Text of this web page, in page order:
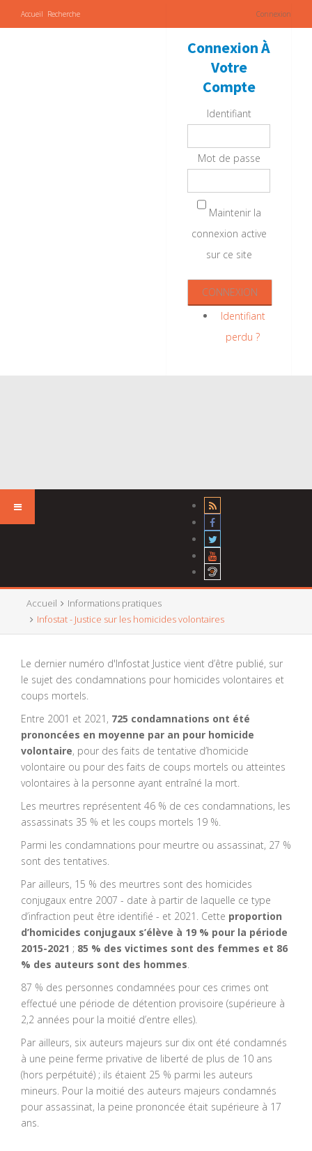
Accueil Recherche Connexion
Connexion À
Votre
Compte
Identifiant
Mot de passe
Maintenir la
connexion active
sur ce site
Identifiant
perdu ?
Accueil
Informations pratiques
Infostat - Justice sur les homicides volontaires
Le dernier numéro d'Infostat Justice vient d’être publié, sur
le sujet des condamnations pour homicides volontaires et
coups mortels.
Entre 2001 et 2021, 725 condamnations ont été
prononcées en moyenne par an pour homicide
volontaire, pour des faits de tentative d’homicide
volontaire ou pour des faits de coups mortels ou atteintes
volontaires à la personne ayant entraîné la mort.
Les meurtres représentent 46 % de ces condamnations, les
assassinats 35 % et les coups mortels 19 %.
Parmi les condamnations pour meurtre ou assassinat, 27 %
sont des tentatives.
Par ailleurs, 15 % des meurtres sont des homicides
conjugaux entre 2007 - date à partir de laquelle ce type
d’infraction peut être identifié - et 2021. Cette proportion
d’homicides conjugaux s’élève à 19 % pour la période
2015-2021 ; 85 % des victimes sont des femmes et 86
% des auteurs sont des hommes.
87 % des personnes condamnées pour ces crimes ont
effectué une période de détention provisoire (supérieure à
2,2 années pour la moitié d’entre elles).
Par ailleurs, six auteurs majeurs sur dix ont été condamnés
à une peine ferme privative de liberté de plus de 10 ans
(hors perpétuité) ; ils étaient 25 % parmi les auteurs
mineurs. Pour la moitié des auteurs majeurs condamnés
pour assassinat, la peine prononcée était supérieure à 17
ans.